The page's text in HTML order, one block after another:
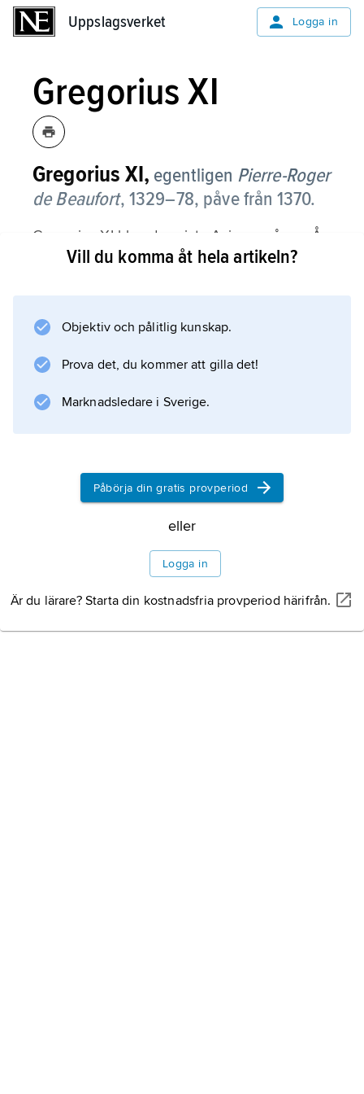
Uppslagsverket Logga in
Gregorius XI
GregoriusXI, egentligen Pierre-Roger
de Beaufort, 1329–78, påve från 1370.
Gregorius XI blev den siste Avignonpåven. År
1377 företog han sitt intåg i Rom och gjorde
John Wycliffes
Vill du komma åt hela artikeln?
Objektiv och pålitlig kunskap.
Prova det, du kommer att gilla det!
Marknadsledare i Sverige.
Påbörja din gratis provperiod
eller
Logga in
Är du lärare? Starta din kostnadsfria provperiod härifrån.